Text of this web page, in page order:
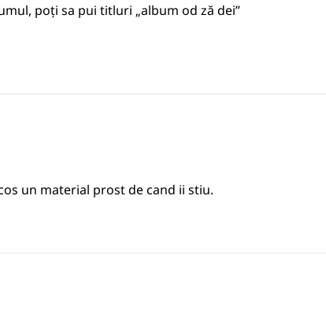
poți sa pui titluri „album od ză dei”
un material prost de cand ii stiu.